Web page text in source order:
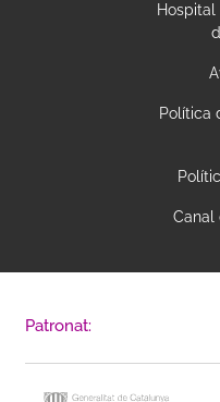
Política
Canal
Patronat: